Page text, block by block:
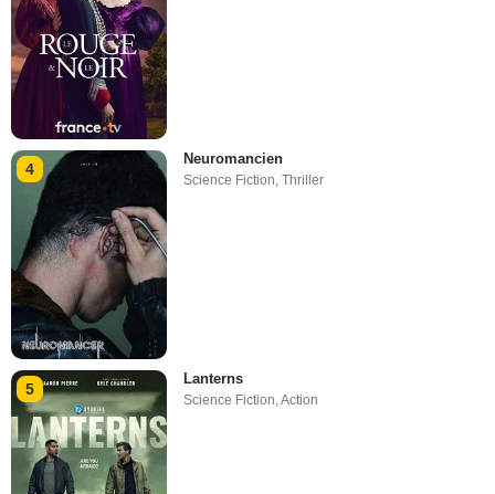
4
Neuromancien
Science Fiction,Thriller
5
Lanterns
Science Fiction ,Action